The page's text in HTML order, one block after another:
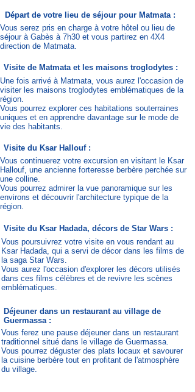
Départ de votre lieu de séjour pour Matmata :
Vous serez pris en charge à votre hôtel ou lieu de
séjour à Gabès à 7h30 et vous partirez en 4X4
direction de Matmata.
Visite de Matmata et les maisons troglodytes :
Une fois arrivé à Matmata, vous aurez l'occasion de
visiter les maisons troglodytes emblématiques de la
région.
Vous pourrez explorer ces habitations souterraines
uniques et en apprendre davantage sur le mode de
vie des habitants.
Visite du Ksar Hallouf :
Vous continuerez votre excursion en visitant le Ksar
Hallouf, une ancienne forteresse berbère perchée sur
une colline.
Vous pourrez admirer la vue panoramique sur les
environs et découvrir l'architecture typique de la
région.
Visite du Ksar Hadada, décors de Star Wars :
Vous poursuivrez votre visite en vous rendant au
Ksar Hadada, qui a servi de décor dans les films de
la saga Star Wars.
Vous aurez l'occasion d'explorer les décors utilisés
dans ces films célèbres et de revivre les scènes
emblématiques.
Déjeuner dans un restaurant au village de
Guermassa :
Vous ferez une pause déjeuner dans un restaurant
traditionnel situé dans le village de Guermassa.
Vous pourrez déguster des plats locaux et savourer
la cuisine berbère tout en profitant de l'atmosphère
du village.